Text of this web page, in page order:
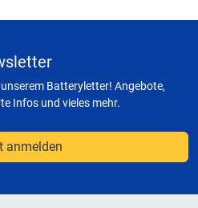
Batteryletter! Angebote,
Infos und vieles mehr.
anmelden